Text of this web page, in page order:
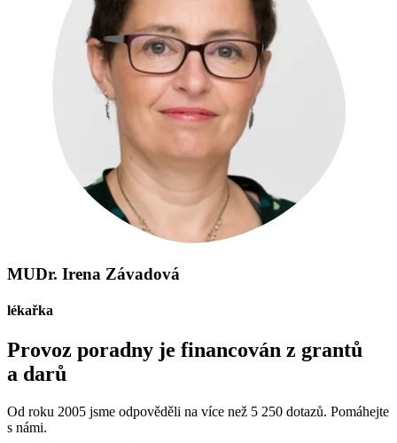
MUDr. Irena Závadová
lékařka
Provoz poradny je financován z grantů
a darů
Od roku 2005 jsme odpověděli na více než 5 250 dotazů. Pomáhejte
s námi.